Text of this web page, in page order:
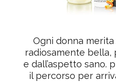
Ogni donna
radiosamente
e dall’aspetto sano.
il percorso per